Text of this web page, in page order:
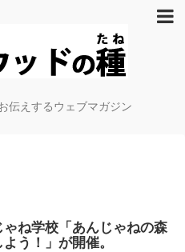
伝えするウェブマガジン
ゃね学校「あんじゃねの森
う！」が開催。